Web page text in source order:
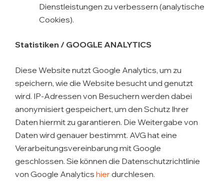
Dienstleistungen zu verbessern (analytische
Cookies).
Statistiken / GOOGLE ANALYTICS
Diese Website nutzt Google Analytics, um zu
speichern, wie die Website besucht und genutzt
wird. IP-Adressen von Besuchern werden dabei
anonymisiert gespeichert, um den Schutz Ihrer
Daten hiermit zu garantieren. Die Weitergabe von
Daten wird genauer bestimmt. AVG hat eine
Verarbeitungsvereinbarung mit Google
geschlossen. Sie können die Datenschutzrichtlinie
von Google Analytics hier durchlesen.